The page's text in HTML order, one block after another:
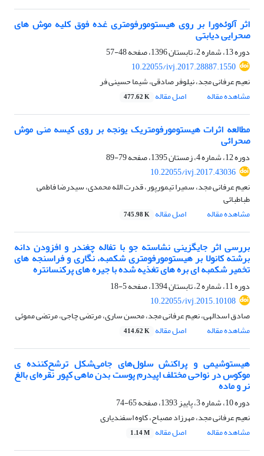
اثر آلوئه‌ورا بر روی هیستومورفومتری غده فوق کلیه موش های
صحرایی دیابتی
دوره 13، شماره 2، تابستان 1396، صفحه
48-57
10.22055/ivj.2017.28887.1550
نعیم عرفانی مجد، نیلوفر صادقی، شیما حسینی فر
مشاهده مقاله
اصل مقاله 477.62 K
مطالعه اثرات هیستومورفومتریک یونجه بر روی کیسه منی موش
صحرائی
دوره 12، شماره 4، زمستان 1395، صفحه
79-89
10.22055/ivj.2017.43036
نعیم عرفانی مجد، سمیرا تیمورپور، قدرت الله محمدی، سیدرضا فاطمی
طباطبائی
مشاهده مقاله
اصل مقاله 745.98 K
بررسی اثر جایگزینی نشاسته جو با تفاله چغندر و افزودن دانه
برشته کانولا بر هیستومورفومتری شکمبه، نگاری و فراسنجه های
تخمیر شکمبه ای بره های تغذیه شده با جیره های پرکنسانتره
دوره 11، شماره 2، تابستان 1394، صفحه
5-18
10.22055/ivj.2015.10108
صادق اسدالهی، نعیم عرفانی مجد، محسن ساری، مرتضی چاجی، مرتضی مموئی
مشاهده مقاله
اصل مقاله 414.62 K
هیستوشیمی و پراکنش سلول‌های جامی‌شکل ترشح‌کننده ی
موکوس در نواحی مختلف اپیدرم پوست بدن ماهی کپور نقره‌ای بالغ
نر و ماده
دوره 10، شماره 3، پاییز 1393، صفحه
65-74
نعیم عرفانی مجد، مهرزاد مصباح، کاوه اسفندیاری
مشاهده مقاله
اصل مقاله 1.14 M